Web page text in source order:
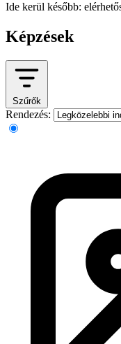
Ide kerül később:
Képzések
Szűrők
Rendezés: